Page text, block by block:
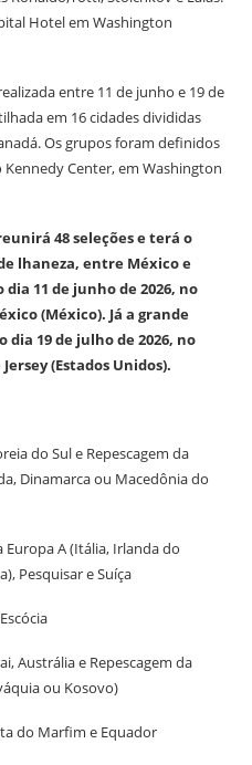
Hotel em Washington
entre 11 de junho e 19 de
em 16 cidades divididas
Os grupos foram definidos
Center, em Washington
48 seleções e terá o
lhaneza, entre México e
11 de junho de 2026, no
(México). Já a grande
dia 19 de julho de 2026, no
(Estados Unidos).
do Sul e Repescagem da
Dinamarca ou Macedônia do
Europa A (Itália, Irlanda do
Pesquisar e Suíça
Austrália e Repescagem da
ou Kosovo)
do Marfim e Equador